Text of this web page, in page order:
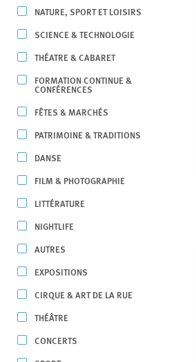
NATURE, SPORT ET LOISIRS
SCIENCE & TECHNOLOGIE
THÉATRE & CABARET
FORMATION CONTINUE &
CONFÉRENCES
FÊTES & MARCHÉS
PATRIMOINE & TRADITIONS
DANSE
FILM & PHOTOGRAPHIE
LITTÉRATURE
NIGHTLIFE
AUTRES
EXPOSITIONS
CIRQUE & ART DE LA RUE
THÉÂTRE
CONCERTS